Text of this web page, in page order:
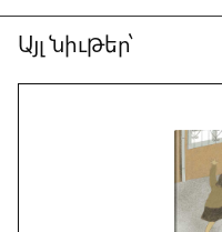
Այլ նիւթեր՝